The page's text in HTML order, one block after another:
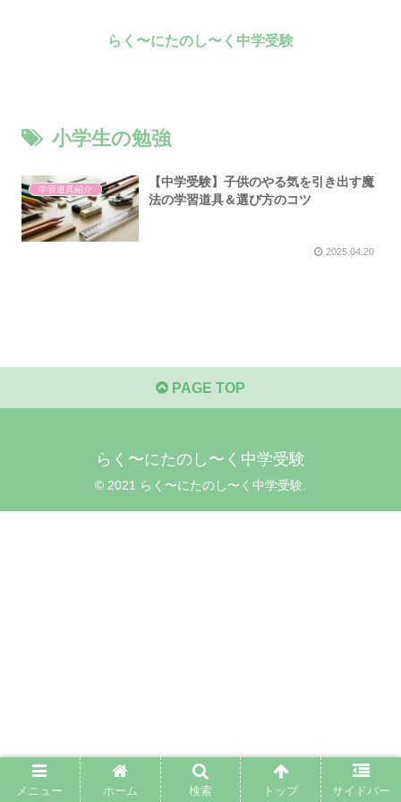
らく〜にたのし〜く中学受験
小学生の勉強
学習道具紹介
【中学受験】子供のやる気を引き出す魔
法の学習道具＆選び方のコツ
2025.04.20
PAGE TOP
らく〜にたのし〜く中学受験
© 2021 らく〜にたのし〜く中学受験.
メニュー ホーム 検索 トップ サイドバー